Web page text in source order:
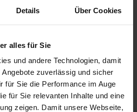
Details Über Cookies
alles für Sie
und andere Technologien, damit
zuverlässig und sicher
für Sie die Performance im Auge
für Sie relevanten Inhalte und eine
zeigen. Damit unsere Webseite,
sich die geringeren
Im Test bleibt der Verbrauch
wenn wir die Ladeverluste
Effizienz. Der i5 M-
kommt mit seinem 400-Volt-
EQE
mit seinen zwei Synchron-
kWh mehr.
Mercedes kann mit der des S6